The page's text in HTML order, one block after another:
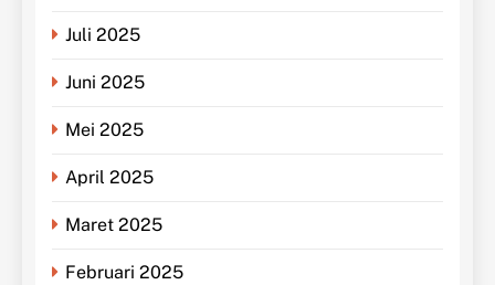
Juli 2025
Juni 2025
Mei 2025
April 2025
Maret 2025
Februari 2025